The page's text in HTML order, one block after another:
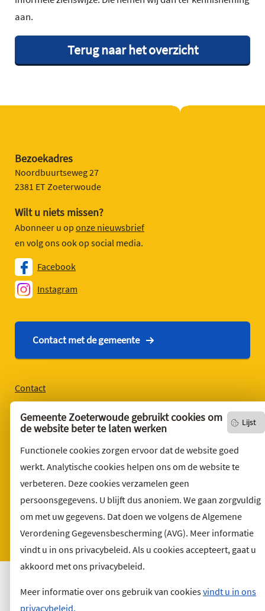
Lijst
Gemeente Zoeterwoude gebruikt cookies om
de website beter te laten werken
Functionele cookies zorgen ervoor dat de website goed
werkt. Analytische cookies helpen ons om de website te
verbeteren. Deze cookies verzamelen geen
persoonsgegevens. U blijft dus anoniem. We gaan zorgvuldig
om met uw gegevens. Dat doen we volgens de Algemene
Verordening Gegevensbescherming (AVG). Meer informatie
vindt u in ons privacybeleid. Als u cookies accepteert, gaat u
akkoord met ons privacybeleid.
Meer informatie over ons gebruik van cookiesvindt u in ons
privacybeleid.
aan.
Terug naar het overzicht
Bezoekadres
Noordbuurtseweg 27
2381 ET Zoeterwoude
Wilt u niets missen?
Abonneer u op onze nieuwsbrief
en volg ons ook op social media.
Facebook
Instagram
Contact met de gemeente
Contact
Privacyverklaring
Over deze website
Sitemap
Toegankelijkheid
Klacht indienen
Vacatures